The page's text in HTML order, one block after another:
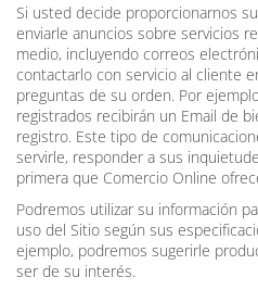
Si usted decide proporcionarnos
enviarle anuncios sobre servicios
medio, incluyendo correos
contactarlo con servicio al cliente
preguntas de su orden. Por
registrados recibirán un Email de
registro. Este tipo de
servirle, responder a sus
primera que Comercio Online
Podremos utilizar su información
uso del Sitio según sus
ejemplo, podremos sugerirle
ser de su interés.